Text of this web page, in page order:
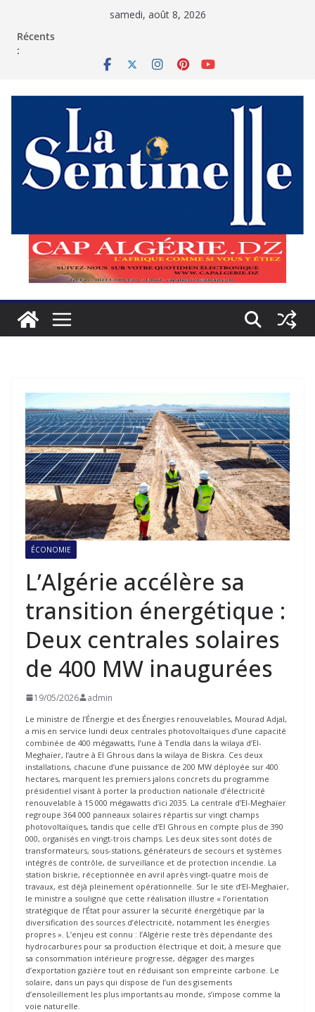
samedi, août 8, 2026
Récents
:
ÉCONOMIE
L’Algérie accélère sa
transition énergétique :
Deux centrales solaires
de 400 MW inaugurées
19/05/2026 admin
Le ministre de l’Énergie et des Énergies renouvelables, Mourad Adjal,
a mis en service lundi deux centrales photovoltaïques d’une capacité
combinée de 400 mégawatts, l’une à Tendla dans la wilaya d’El-
Meghaïer, l’autre à El Ghrous dans la wilaya de Biskra. Ces deux
installations, chacune d’une puissance de 200 MW déployée sur 400
hectares, marquent les premiers jalons concrets du programme
présidentiel visant à porter la production nationale d’électricité
renouvelable à 15 000 mégawatts d’ici 2035. La centrale d’El-Meghaïer
regroupe 364 000 panneaux solaires répartis sur vingt champs
photovoltaïques, tandis que celle d’El Ghrous en compte plus de 390
000, organisés en vingt-trois champs. Les deux sites sont dotés de
transformateurs, sous-stations, générateurs de secours et systèmes
intégrés de contrôle, de surveillance et de protection incendie. La
station biskrie, réceptionnée en avril après vingt-quatre mois de
travaux, est déjà pleinement opérationnelle. Sur le site d’El-Meghaïer,
le ministre a souligné que cette réalisation illustre « l’orientation
stratégique de l’État pour assurer la sécurité énergétique par la
diversification des sources d’électricité, notamment les énergies
propres ». L’enjeu est connu : l’Algérie reste très dépendante des
hydrocarbures pour sa production électrique et doit, à mesure que
sa consommation intérieure progresse, dégager des marges
d’exportation gazière tout en réduisant son empreinte carbone. Le
solaire, dans un pays qui dispose de l’un des gisements
d’ensoleillement les plus importants au monde, s’impose comme la
voie naturelle.